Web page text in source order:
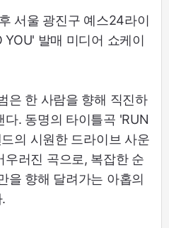
서울 광진구 예스24라이
YOU' 발매 미디어 쇼케이
은 한 사람을 향해 직진하
. 동명의 타이틀곡 'RUN
의 시원한 드라이브 사운
우러진 곡으로, 복잡한 순
을 향해 달려가는 아홉의